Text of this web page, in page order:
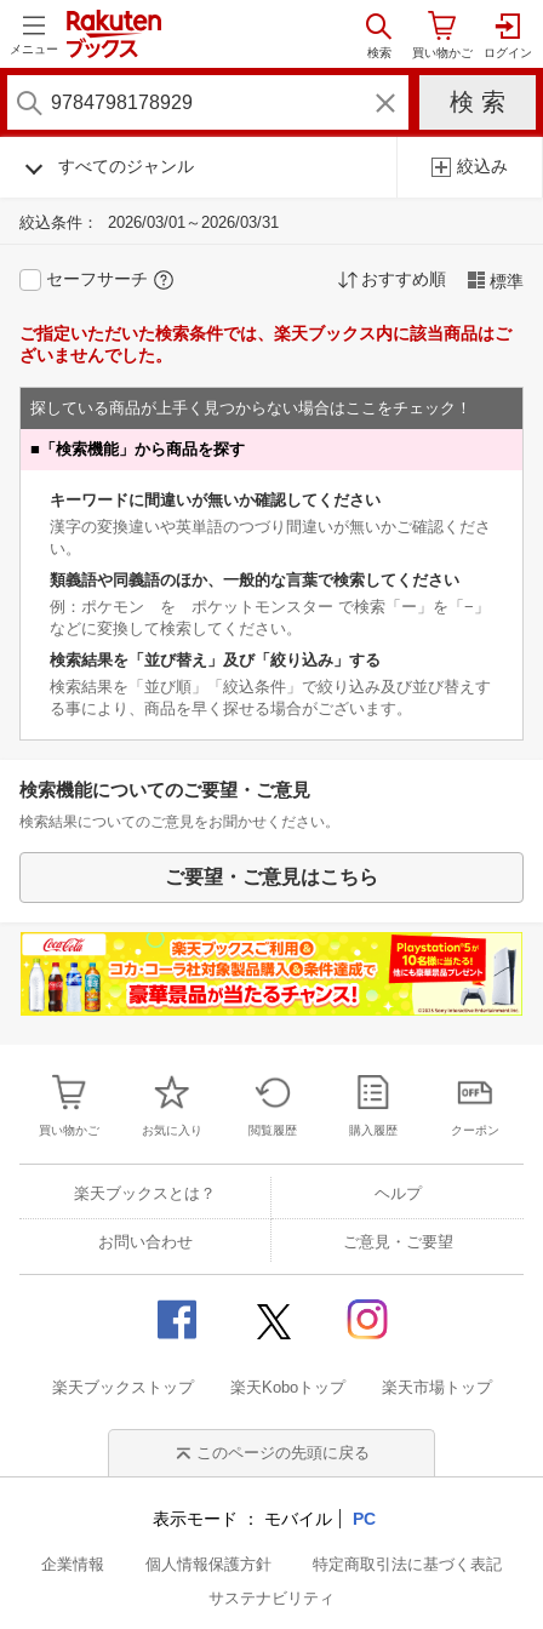
メニュー
すべてのジャンル 絞込み
絞込条件： 2026/03/01～2026/03/31
セーフサーチ おすすめ順 標準
ご指定いただいた検索条件では、楽天ブックス内に該当商品はご
ざいませんでした。
探している商品が上手く見つからない場合はここをチェック！
■ 「検索機能」から商品を探す
キーワードに間違いが無いか確認してください
漢字の変換違いや英単語のつづり間違いが無いかご確認くださ
い。
類義語や同義語のほか、一般的な言葉で検索してください
例：ポケモン を ポケットモンスター で検索「ー」を「−」
などに変換して検索してください。
検索結果を「並び替え」及び「絞り込み」する
検索結果を「並び順」「絞込条件」で絞り込み及び並び替えす
る事により、商品を早く探せる場合がございます。
検索機能についてのご要望・ご意見
検索結果についてのご意見をお聞かせください。
ご要望・ご意見はこちら
買い物かご お気に入り 閲覧履歴 購入履歴 クーポン
楽天ブックスとは？ ヘルプ
お問い合わせ ご意見・ご要望
楽天ブックストップ 楽天Koboトップ 楽天市場トップ
このページの先頭に戻る
表示モード モバイル PC
企業情報 個人情報保護方針
特定商取引法に基づく表記
サステナビリティ